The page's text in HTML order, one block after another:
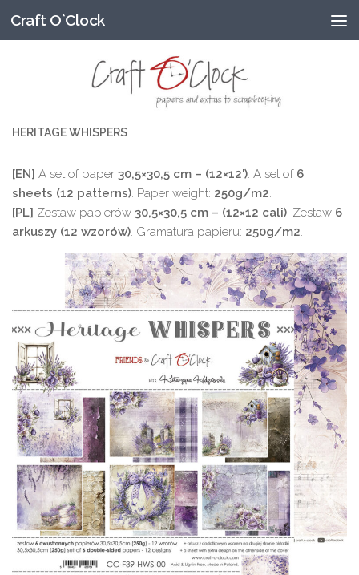
Przeskocz do treści
Craft O`Clock
HERITAGE WHISPERS
[EN] A set of paper 30,5×30,5 cm – (12×12′). A set of6
sheets (12 patterns). Paper weight: 250g/m2.
[PL] Zestaw papierów 30,5×30,5 cm – (12×12 cali). Zestaw 6
arkuszy (12 wzorów). Gramatura papieru: 250g/m2.